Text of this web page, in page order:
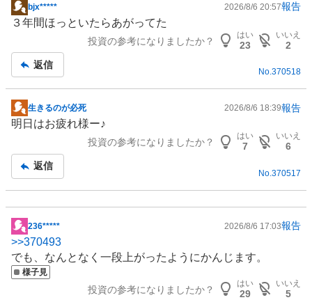
掲
示
事
bjx***** 2026/8/6 20:57報告
３年間ほっといたらあがってた
投資の参考になりましたか？
はい
23
いいえ
2
返信
No.370518
掲
示
事
生きるのが必死 2026/8/6 18:39報告
明日はお疲れ様ー♪
投資の参考になりましたか？
はい
7
いいえ
6
返信
No. 370517
掲
示
板
記
236***** 2026/8/6 17:03報告
>>370493
でも、なんとなく一段上がったようにかんじます。
様子見
投資の参考になりましたか？
はい
29
いいえ
5